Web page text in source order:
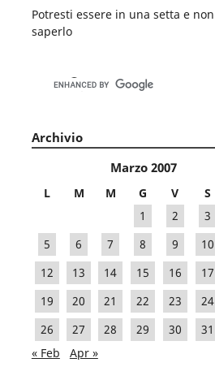
Potresti essere in una setta e non
saperlo
Archivio
Marzo 2007
L M M G V S
1
2 3
5
6 7 8 9 10
12
13 14 15 16 17
19
20 21 22 23 24
26
27 28 29 30
31
« Feb
Apr »